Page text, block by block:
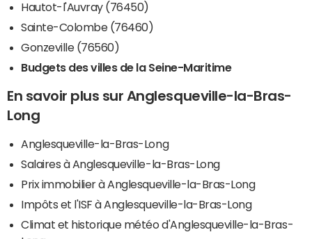
Hautot-l'Auvray (76450)
Sainte-Colombe (76460)
Gonzeville (76560)
Budgets des villes de la Seine-Maritime
En savoir plus sur Anglesqueville-la-Bras-
Long
Anglesqueville-la-Bras-Long
Salaires à Anglesqueville-la-Bras-Long
Prix immobilier à Anglesqueville-la-Bras-Long
Impôts et l'ISF à Anglesqueville-la-Bras-Long
Climat et historique météo d'Anglesqueville-la-Bras-